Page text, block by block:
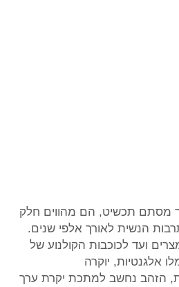
מסתם תכשיט, הם מהווים חלק
הנשית לאורך אלפי שנים.
ועד לכוכבות הקולנוע של
אלגנטיות, יוקרה
הזהב נחשב למתכת יקרת ערך